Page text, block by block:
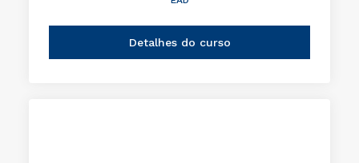
Detalhes do curso